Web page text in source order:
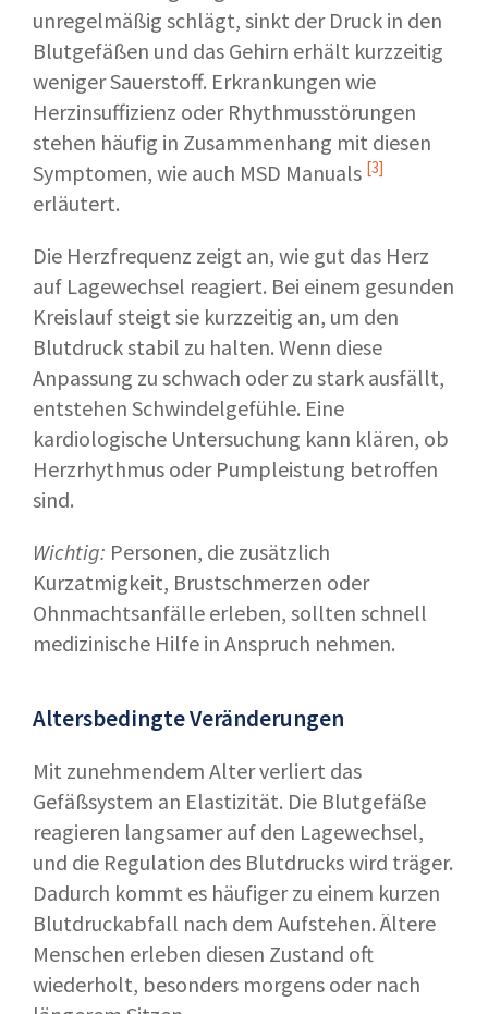
unregelmäßig schlägt, sinkt der Druck in den
Blutgefäßen und das Gehirn erhält kurzzeitig
weniger Sauerstoff. Erkrankungen wie
Herzinsuffizienz oder Rhythmusstörungen
stehen häufig in Zusammenhang mit diesen
Symptomen, wie auch MSD Manuals [3]
erläutert.
Die Herzfrequenz zeigt an, wie gut das Herz
auf Lagewechsel reagiert. Bei einem gesunden
Kreislauf steigt sie kurzzeitig an, um den
Blutdruck stabil zu halten. Wenn diese
Anpassung zu schwach oder zu stark ausfällt,
entstehen Schwindelgefühle. Eine
kardiologische Untersuchung kann klären, ob
Herzrhythmus oder Pumpleistung betroffen
sind.
Wichtig: Personen, die zusätzlich
Kurzatmigkeit, Brustschmerzen oder
Ohnmachtsanfälle erleben, sollten schnell
medizinische Hilfe in Anspruch nehmen.
Altersbedingte Veränderungen
Mit zunehmendem Alter verliert das
Gefäßsystem an Elastizität. Die Blutgefäße
reagieren langsamer auf den Lagewechsel,
und die Regulation des Blutdrucks wird träger.
Dadurch kommt es häufiger zu einem kurzen
Blutdruckabfall nach dem Aufstehen. Ältere
Menschen erleben diesen Zustand oft
wiederholt, besonders morgens oder nach